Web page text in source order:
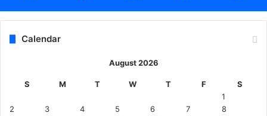
Calendar
August 2026
S M T W T F
S
1
2
3 4 5 6 7
8